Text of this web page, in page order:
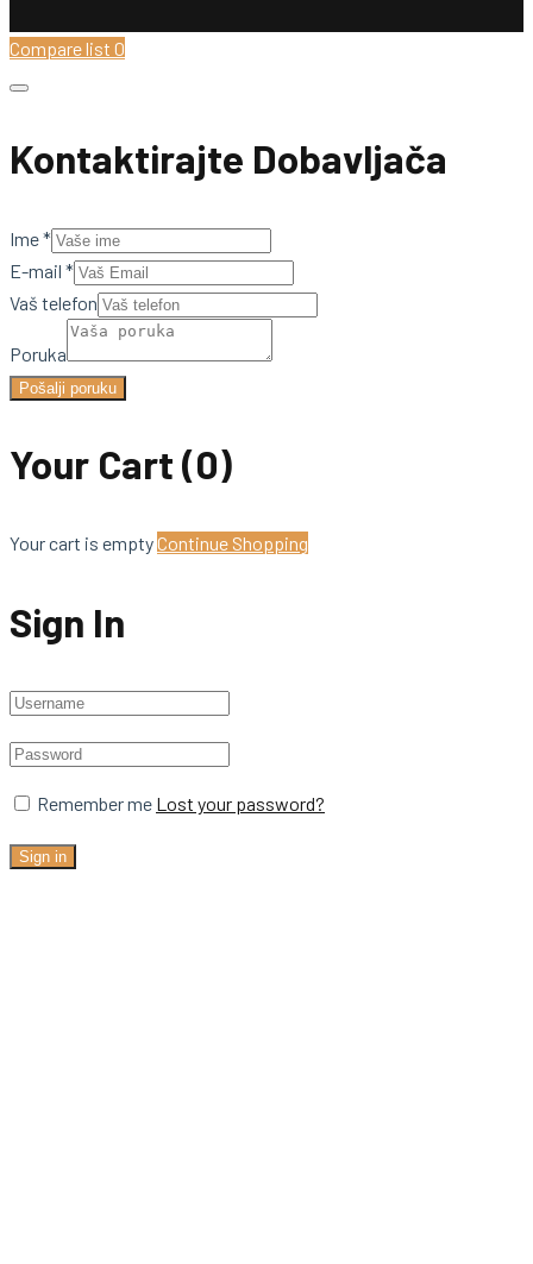
Compare list 0
Kontaktirajte Dobavljača
Ime*
E-mail *
Vaš telefon
Poruka
Pošalji poruku
Your Cart (0)
Your cart is emptyContinue Shopping
Sign In
Remember me Lost your password?
Sign in